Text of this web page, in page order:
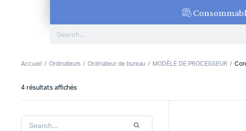
Accueil Ordinateurs Ordinateur de bureau MODÈLE DE PROCESSEUR
4 résultats affichés